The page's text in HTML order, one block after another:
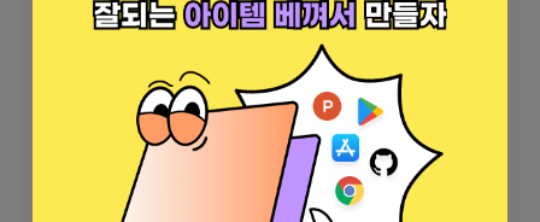
🌆 매혹적인 빛샘: 사진 전체에서 장난스럽게 춤추는 매혹적인 빛샘으로
이미지를 변화시켜 보세요.
🎨 정확한 사진 조정: 편집 내용을 정밀하게 완벽하게 제어하세요. 대비,
하이라이트, 그림자, 노출 등을 조정하여 완벽한 균형을 이루고 사진의 전
반적인 품질을 향상시킵니다.
📷 친구와 공유: 멋진 영화 사진을 친구, 가족과 공유하고, 새로운 기술을